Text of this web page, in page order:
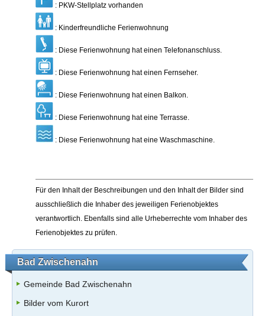
: PKW-Stellplatz vorhanden
: Kinderfreundliche Ferienwohnung
: Diese Ferienwohnung hat einen Telefonanschluss.
: Diese Ferienwohnung hat einen Fernseher.
: Diese Ferienwohnung hat einen Balkon.
: Diese Ferienwohnung hat eine Terrasse.
: Diese Ferienwohnung hat eine Waschmaschine.
Für den Inhalt der Beschreibungen und den Inhalt der Bilder sind
ausschließlich die Inhaber des jeweiligen Ferienobjektes
verantwortlich. Ebenfalls sind alle Urheberrechte vom Inhaber des
Ferienobjektes zu prüfen.
Bad Zwischenahn
Gemeinde Bad Zwischenahn
Bilder vom Kurort